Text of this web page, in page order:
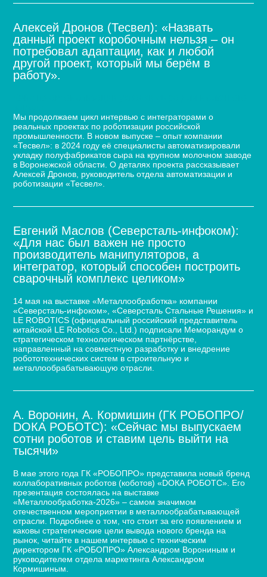
Алексей Дронов (Тесвел): «Назвать
данный проект коробочным нельзя – он
потребовал адаптации, как и любой
другой проект, который мы берём в
работу».
Мы продолжаем цикл интервью с интеграторами о
реальных проектах по роботизации российской
промышленности. В новом выпуске – опыт компании
«Тесвел»: в 2024 году её специалисты автоматизировали
укладку полуфабрикатов сыра на крупном молочном заводе
в Воронежской области. О деталях проекта рассказывает
Алексей Дронов, руководитель отдела автоматизации и
роботизации «Тесвел».
Евгений Маслов (Северсталь-инфоком):
«Для нас был важен не просто
производитель манипуляторов, а
интегратор, который способен построить
сварочный комплекс целиком»
14 мая на выставке «Металлообработка» компании
«Северсталь-инфоком», «Северсталь Стальные Решения» и
LE ROBOTICS (официальный российский представитель
китайской LE Robotics Co., Ltd.) подписали Меморандум о
стратегическом технологическом партнёрстве,
направленный на совместную разработку и внедрение
робототехнических систем в строительную и
металлообрабатывающую отрасли.
А. Воронин, А. Кормишин (ГК РОБОПРО/
DOКА РОБОТС): «Сейчас мы выпускаем
сотни роботов и ставим цель выйти на
тысячи»
В мае этого года ГК «РОБОПРО» представила новый бренд
коллаборативных роботов (коботов) «DОКА РОБОТС». Его
презентация состоялась на выставке
«Металлообработка-2026» – самом значимом
отечественном мероприятии в металлообрабатывающей
отрасли. Подробнее о том, что стоит за его появлением и
каковы стратегические цели вывода нового бренда на
рынок, читайте в нашем интервью с техническим
директором ГК «РОБОПРО» Александром Ворониным и
руководителем отдела маркетинга Александром
Кормишиным.